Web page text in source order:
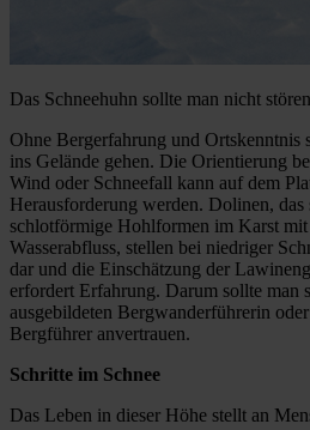
Das Schneehuhn sollte man nicht
Ohne Bergerfahrung und Ortskenntnis
ins Gelände gehen. Die Orientierung
Wind oder Schneefall kann auf dem
Herausforderung werden. Dolinen,
schlotförmige Hohlformen im Karst
Wasserabfluss, stellen bei niedriger
dar und die Einschätzung der
erfordert Erfahrung. Darum sollte man
ausgebildeten Bergwanderführerin
Bergführer anvertrauen.
Schritte im Schnee
Das Leben in dieser Höhe stellt an